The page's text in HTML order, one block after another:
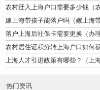
农村迁入上海户口需要多少钱（
嫁上海带孩子能落户吗（嫁上海
落户上海后社保卡需要更换（办
农村居住证积分转上海户口如何
上海人才引进政策有哪些？（上
热门资讯